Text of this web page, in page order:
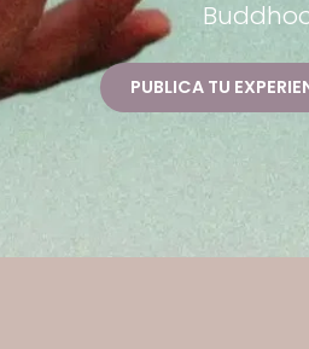
PUBLICA TU